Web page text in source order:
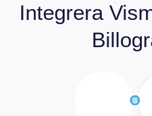
Integrera